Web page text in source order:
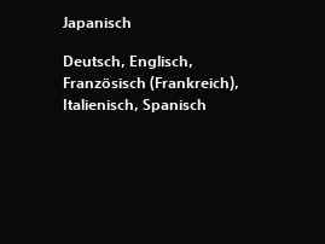
Japanisch
Deutsch, Englisch,
Französisch (Frankreich),
Italienisch, Spanisch